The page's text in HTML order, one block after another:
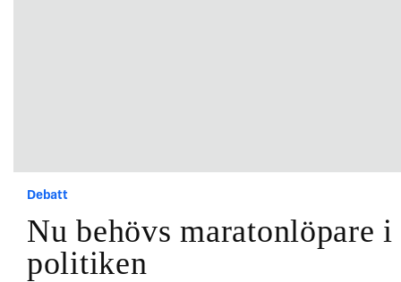
Debatt
Nu behövs maratonlöpare i
politiken